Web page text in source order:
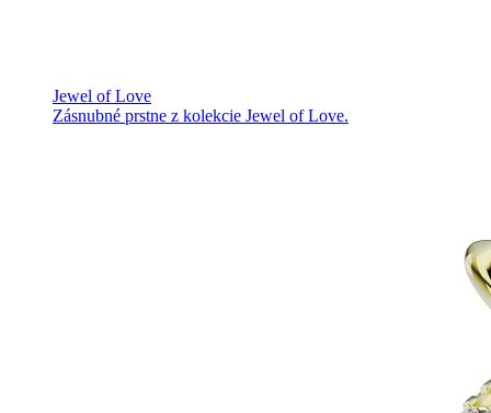
Jewel of Love
Zásnubné prstne z kolekcie Jewel of Love.